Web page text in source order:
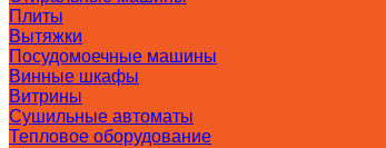
Плиты
Вытяжки
Посудомоечные машины
Винные шкафы
Витрины
Сушильные автоматы
Тепловое оборудование